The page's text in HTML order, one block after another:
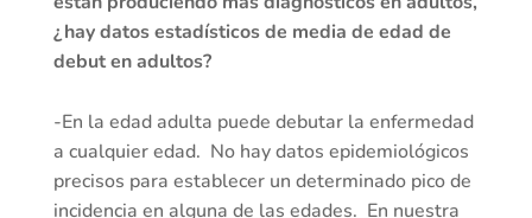
¿hay datos estadísticos de media de edad de
debut en adultos?
-En la edad adulta puede debutar la enfermedad
a cualquier edad. No hay datos epidemiológicos
precisos para establecer un determinado pico de
incidencia en alguna de las edades. En nuestra